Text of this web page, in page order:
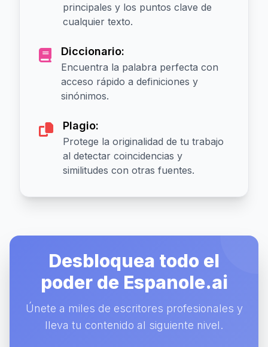
principales y los puntos clave de
cualquier texto.
Diccionario:
Encuentra la palabra perfecta con
acceso rápido a definiciones y
sinónimos.
Plagio:
Protege la originalidad de tu trabajo
al detectar coincidencias y
similitudes con otras fuentes.
Desbloquea todo el
poder de Espanole.ai
Únete a miles de escritores profesionales y
lleva tu contenido al siguiente nivel.